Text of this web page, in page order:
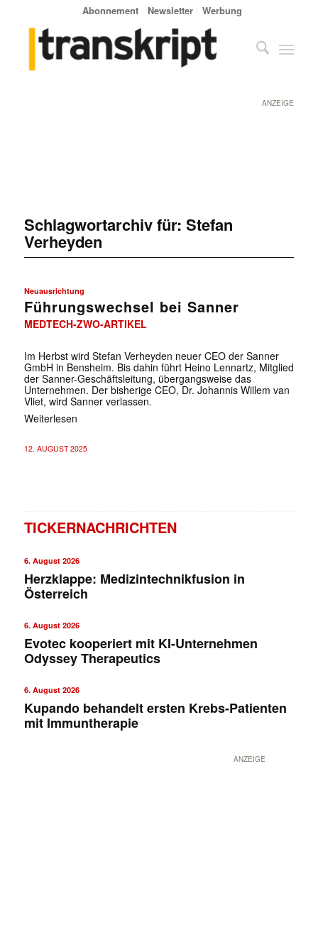
Abonnement Newsletter Werbung
ANZEIGE
Schlagwortarchiv für: Stefan
Verheyden
Neuausrichtung
Führungswechsel bei Sanner
MEDTECH-ZWO-ARTIKEL
Im Herbst wird Stefan Verheyden neuer CEO der Sanner
GmbH in Bensheim. Bis dahin führt Heino Lennartz, Mitglied
der Sanner-Geschäftsleitung, übergangsweise das
Unternehmen. Der bisherige CEO, Dr. Johannis Willem van
Vliet, wird Sanner verlassen.
Weiterlesen
12. AUGUST 2025
TICKERNACHRICHTEN
6. August 2026
Herzklappe: Medizintechnikfusion in
Österreich
6. August 2026
Evotec kooperiert mit KI-Unternehmen
Odyssey Therapeutics
6. August 2026
Kupando behandelt ersten Krebs-Patienten
mit Immuntherapie
ANZEIGE